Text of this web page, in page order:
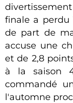
finale a perdu
de part de
accuse une
et de 2,8
à la saison
commandé
l'automne